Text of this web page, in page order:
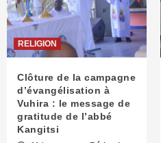
RELIGION
Clôture de la campagne
d’évangélisation à
Vuhira : le message de
gratitude de l’abbé
Kangitsi